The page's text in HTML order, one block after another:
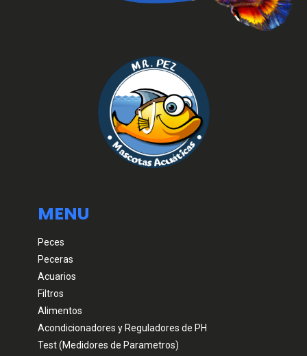
MENU
Peces
Peceras
Acuarios
Filtros
Alimentos
Acondicionadores y Reguladores de PH
Test (Medidores de Parametros)